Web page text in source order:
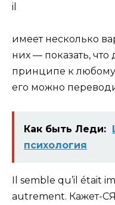
il
имеет несколько
них — показать, что
принципе к любому
его можно
Как быть Леди:
психология
Il semble qu’il était
autrement. Кажет-СЯ